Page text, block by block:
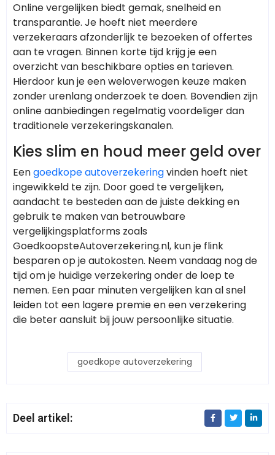
Online vergelijken biedt gemak, snelheid en
transparantie. Je hoeft niet meerdere
verzekeraars afzonderlijk te bezoeken of offertes
aan te vragen. Binnen korte tijd krijg je een
overzicht van beschikbare opties en tarieven.
Hierdoor kun je een weloverwogen keuze maken
zonder urenlang onderzoek te doen. Bovendien zijn
online aanbiedingen regelmatig voordeliger dan
traditionele verzekeringskanalen.
Kies slim en houd meer geld over
Eengoedkope autoverzekeringvinden hoeft niet
ingewikkeld te zijn. Door goed te vergelijken,
aandacht te besteden aan de juiste dekking en
gebruik te maken van betrouwbare
vergelijkingsplatforms zoals
GoedkoopsteAutoverzekering.nl, kun je flink
besparen op je autokosten. Neem vandaag nog de
tijd om je huidige verzekering onder de loep te
nemen. Een paar minuten vergelijken kan al snel
leiden tot een lagere premie en een verzekering
die beter aansluit bij jouw persoonlijke situatie.
goedkope autoverzekering
Deel artikel: